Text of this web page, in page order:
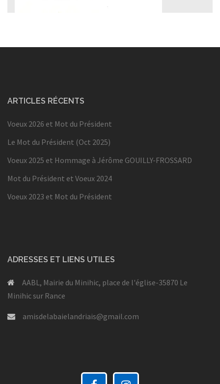
ARTICLES RÉCENTS
Voeux 2026 et Mot du Président
Le Mot du Président (Oct 2025)
Voeux 2025 et Hommage à Jérôme GOUILLY-FROSSARD
Mot du Président et Voeux 2024
Voeux 2023 et Mot du Président
ADRESSES ET LIENS UTILES
AABL, Mairie du Minihic, place de l'église-35870 Le
Minihic sur Rance
amisdelabaielandriais@gmail.com